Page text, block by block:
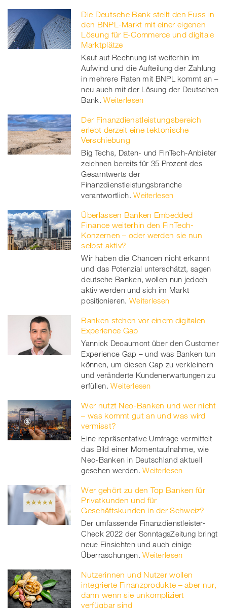
Die Deutsche Bank stellt den Fuss in
den BNPL-Markt mit einer eigenen
Lösung für E-Commerce und digitale
Marktplätze
Kauf auf Rechnung ist weiterhin im
Aufwind und die Aufteilung der Zahlung
in mehrere Raten mit BNPL kommt an –
neu auch mit der Lösung der Deutschen
Bank. Weiterlesen
Der Finanzdienstleistungsbereich
erlebt derzeit eine tektonische
Verschiebung
Big Techs, Daten- und FinTech-Anbieter
zeichnen bereits für 35 Prozent des
Gesamtwerts der
Finanzdienstleistungsbranche
verantwortlich. Weiterlesen
Überlassen Banken Embedded
Finance weiterhin den FinTech-
Konzernen – oder werden sie nun
selbst aktiv?
Wir haben die Chancen nicht erkannt
und das Potenzial unterschätzt, sagen
deutsche Banken, wollen nun jedoch
aktiv werden und sich im Markt
positionieren. Weiterlesen
Banken stehen vor einem digitalen
Experience Gap
Yannick Decaumont über den Customer
Experience Gap – und was Banken tun
können, um diesen Gap zu verkleinern
und veränderte Kundenerwartungen zu
erfüllen. Weiterlesen
Wer nutzt Neo-Banken und wer nicht
– was kommt gut an und was wird
vermisst?
Eine repräsentative Umfrage vermittelt
das Bild einer Momentaufnahme, wie
Neo-Banken in Deutschland aktuell
gesehen werden. Weiterlesen
Wer gehört zu den Top Banken für
Privatkunden und für
Geschäftskunden in der Schweiz?
Der umfassende Finanzdienstleister-
Check 2022 der SonntagsZeitung bringt
neue Einsichten und auch einige
Überraschungen. Weiterlesen
Nutzerinnen und Nutzer wollen
integrierte Finanzprodukte – aber nur,
dann wenn sie unkompliziert
verfügbar sind